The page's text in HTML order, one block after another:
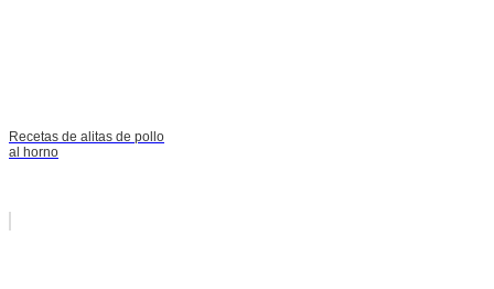
Recetas de alitas de pollo
al horno